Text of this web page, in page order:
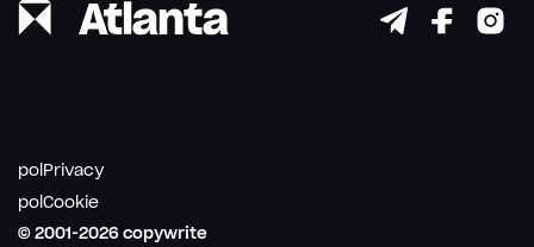
© 2001-2026 copywrite
polPrivacy
polCookie